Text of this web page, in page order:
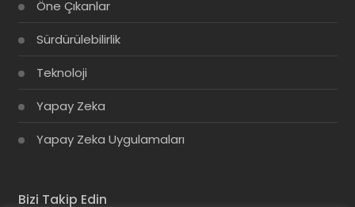
Öne Çıkanlar
Sürdürülebilirlik
Teknoloji
Yapay Zeka
Yapay Zeka Uygulamaları
Bizi Takip Edin